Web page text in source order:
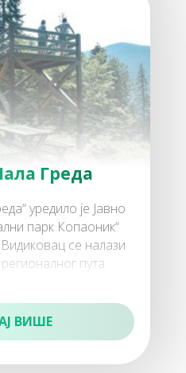
Греда
уредило је Јавно
парк Копаоник“
се налази
пута
ВИШЕ